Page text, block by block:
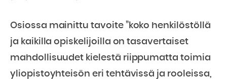
Osiossa mainittu tavoite ”koko henkilöstöllä
ja kaikilla opiskelijoilla on tasavertaiset
mahdollisuudet kielestä riippumatta toimia
yliopistoyhteisön eri tehtävissä ja rooleissa,